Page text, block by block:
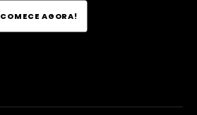
COMECE AGORA!